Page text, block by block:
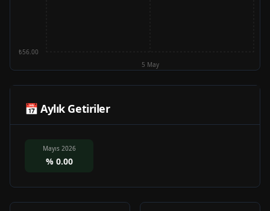
5 May
₺56.00
📅 Aylık Getiriler
Mayıs 2026
% 0.00